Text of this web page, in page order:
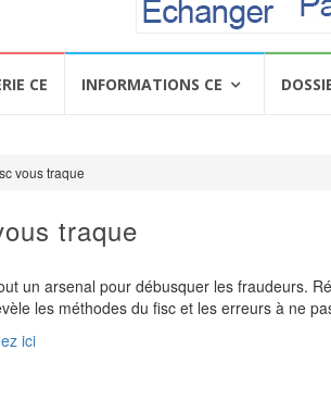
CE INFORMATIONS CE
vous traque
traque
un arsenal pour débusquer les fraudeurs.
les méthodes du fisc et les erreurs à ne
ici